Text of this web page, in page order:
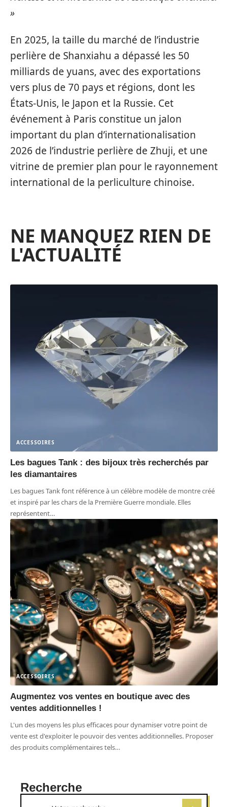
»
En 2025, la taille du marché de l’industrie
perlière de Shanxiahu a dépassé les 50
milliards de yuans, avec des exportations
vers plus de 70 pays et régions, dont les
États-Unis, le Japon et la Russie. Cet
événement à Paris constitue un jalon
important du plan d’internationalisation
2026 de l’industrie perlière de Zhuji, et une
vitrine de premier plan pour le rayonnement
international de la perliculture chinoise.
NE MANQUEZ RIEN DE
L'ACTUALITÉ
ACCESSOIRES
Les bagues Tank : des bijoux très recherchés par
les diamantaires
Les bagues Tank font référence à un célèbre modèle de montre créé
et inspiré par les chars de la Première Guerre mondiale. Elles
représentent…
ACCESSOIRES
Augmentez vos ventes en boutique avec des
ventes additionnelles !
L'un des moyens les plus efficaces pour dynamiser votre point de
vente est d'exploiter le pouvoir des ventes additionnelles. Proposer
des produits complémentaires tels…
Recherche